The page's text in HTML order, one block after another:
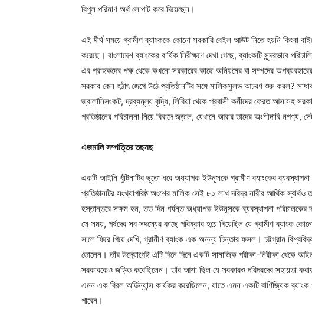
বিপুল পরিমাণ অর্থ লোপাট করে দিয়েছেন।
এই দীর্ঘ সময়ে গ্রামীণ ব্যাংককে কোনো সরকারি বেইল আউট নিতে হয়নি কিংবা
করেছে। বাংলাদেশ ব্যাংকের বার্ষিক নিরীক্ষণে দেখা গেছে, ব্যাংকটি সুন্দরভাবে
এর গ্রাহকদের পক্ষ থেকে কখনো সরকারের কাছে অনিয়মের বা সম্পদের
সরকার কেন হঠাৎ জেগে উঠে প্রতিষ্ঠানটির সঙ্গে মালিকসুলভ আচরণ শুরু করল?
জ্বালানিসংকট, দ্রব্যমূল্য বৃদ্ধি, লিবিয়া থেকে প্রবাসী কর্মীদের ফেরত আসাসহ
প্রতিষ্ঠানের পরিচালনা নিয়ে বিবাদে জড়াল, যেখানে আবার তাদের অংশীদারি নগণ্য,
এজমালি সম্পত্তির তছনছ
একটি আইনি খুঁটিনাটির ছুতো ধরে অধ্যাপক ইউনূসকে গ্রামীণ ব্যাংকের
প্রতিষ্ঠানটির সংখ্যাগরিষ্ঠ অংশের মালিক সেই ৮০ লাখ দরিদ্র নারীর আর্থিক
হস্তান্তরে সক্ষম হন, তত দিন পর্যন্ত অধ্যাপক ইউনূসকে ব্যবস্থাপনা পরিচালকের
সে সময়, পর্ষদের সব সদস্যের কাছে পরিষ্কার হয়ে গিয়েছিল যে গ্রামীণ ব্যাংক
সালে ফিরে গিয়ে দেখি, গ্রামীণ ব্যাংক এক অনন্য চিন্তার ফসল। চট্টগ্রাম
তোলেন। তাঁর উদ্যোগেই এটি দিনে দিনে একটি সামাজিক পরীক্ষা-নিরীক্ষা থেকে
সরকারকেও জড়িত করেছিলেন। তাঁর আশা ছিল যে সরকারও দরিদ্রদের সহায়তা
এমন এক বিরল অর্ডিন্যান্স কার্যকর করেছিলেন, যাতে এমন একটি বাণিজ্যিক ব্যাংক
পারেন।